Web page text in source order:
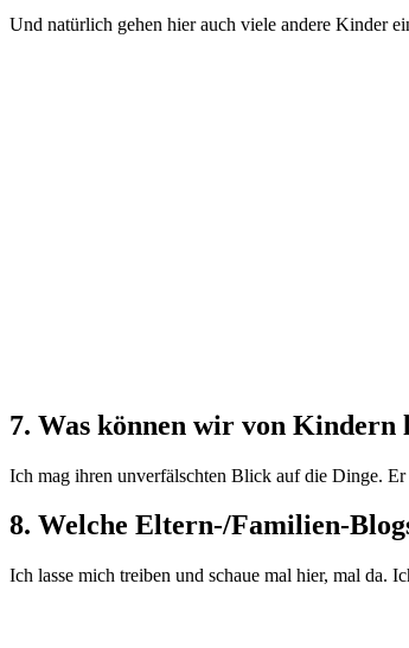
Und natürlich gehen hier auch viele andere Kinder
7. Was können wir von Kindern
Ich mag ihren unverfälschten Blick auf die Dinge.
8. Welche Eltern-/Familien-
Ich lasse mich treiben und schaue mal hier, mal da.